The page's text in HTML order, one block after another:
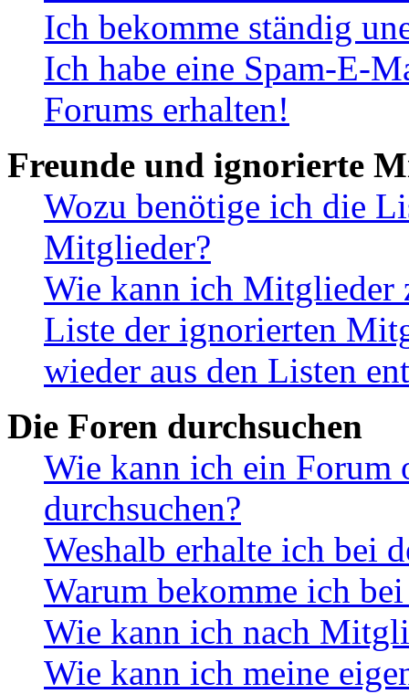
Ich bekomme ständig
Ich habe eine Spam-E-
Forums erhalten!
Freunde und ignorierte
Wozu benötige ich die
Mitglieder?
Wie kann ich Mitglieder
Liste der ignorierten
wieder aus den Listen
Die Foren durchsuchen
Wie kann ich ein Forum
durchsuchen?
Weshalb erhalte ich bei
Warum bekomme ich
Wie kann ich nach
Wie kann ich meine